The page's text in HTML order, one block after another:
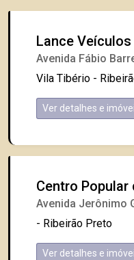
Lance Veículos
Avenida Fábio
Vila Tibério -
Ver detalhes e
Centro Popular
Avenida Jerônimo
- Ribeirão Preto
Ver detalhes e